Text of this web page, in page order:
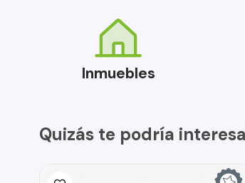
Inmuebles
Quizás te podría